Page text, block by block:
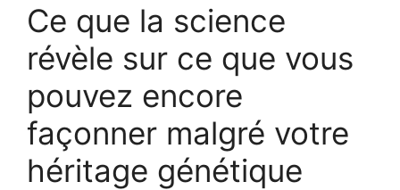
Ce que la science
révèle sur ce que vous
pouvez encore
façonner malgré votre
héritage génétique